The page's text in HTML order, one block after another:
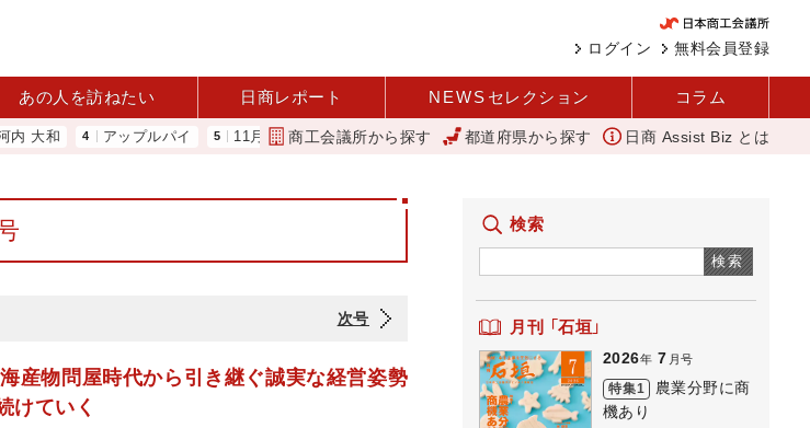
無料会員登録
ログイン
あの人を訪ねたい 日商レポート NEWS セレクション コラム
アップルパイ 11月4日に「令和5年度 玉名花火大会」を開催（玉名商工会議所） 「あったらいいね」を商品
商工会議所から探す 都道府県から探す 日商 Assist Biz とは
次号
産物問屋時代から引き継ぐ誠実な経営姿勢
けていく
検索
検索
月刊 「石垣」
2026年 7 月号
特集1
農業分野に商
機あり